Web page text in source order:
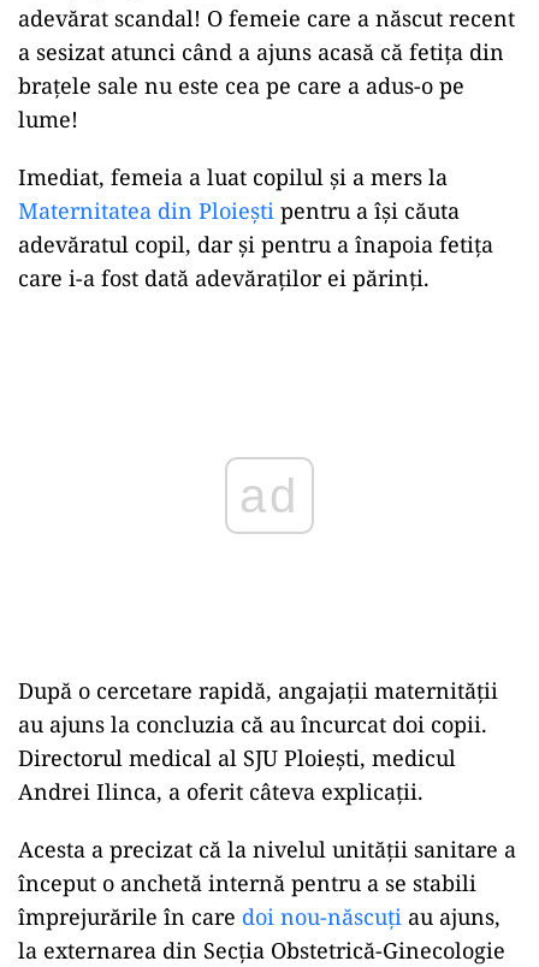
adevărat scandal! O femeie care a născut recent
a sesizat atunci când a ajuns acasă că fetița din
brațele sale nu este cea pe care a adus-o pe
lume!
Imediat, femeia a luat copilul și a mers la
Maternitatea din Ploiești pentru a își căuta
adevăratul copil, dar și pentru a înapoia fetița
care i-a fost dată adevăraților ei părinți.
ad
După o cercetare rapidă, angajații maternității
au ajuns la concluzia că au încurcat doi copii.
Directorul medical al SJU Ploieşti, medicul
Andrei Ilinca, a oferit câteva explicații.
Acesta a precizat că la nivelul unităţii sanitare a
început o anchetă internă pentru a se stabili
împrejurările în care doi nou-născuţi au ajuns,
la externarea din Secţia Obstetrică-Ginecologie